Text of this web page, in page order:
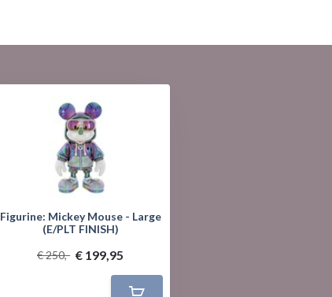
Figurine: Mickey Mouse - Large
(E/PLT FINISH)
€ 250,- € 199,95